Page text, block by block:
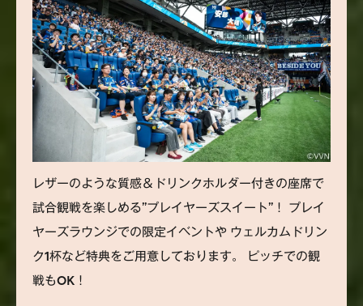
レザーのような質感＆ドリンクホルダー付きの座席で
試合観戦を楽しめる”プレイヤーズスイート”！ プレイ
ヤーズラウンジでの限定イベントや ウェルカムドリン
ク1杯など特典をご用意しております。 ピッチでの観
戦もOK！